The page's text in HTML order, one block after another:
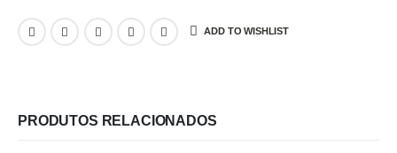
ADD TO WISHLIST
PRODUTOS RELACIONADOS